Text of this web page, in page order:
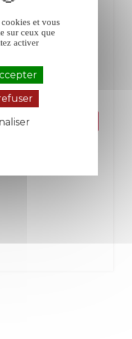
Juliette rosé
et vous
sur ceux que
activer